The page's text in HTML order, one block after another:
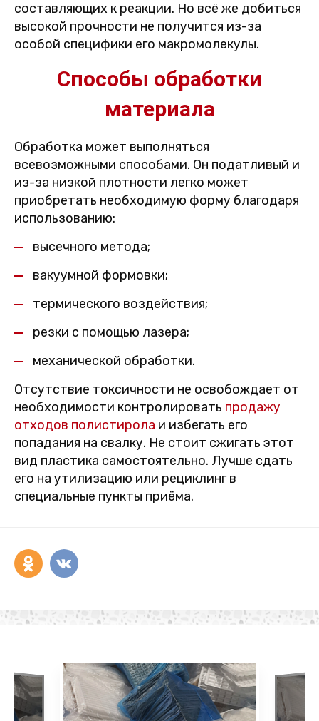
составляющих к реакции. Но всё же добиться
высокой прочности не получится из-за
особой специфики его макромолекулы.
Способы обработки
материала
Обработка может выполняться
всевозможными способами. Он податливый и
из-за низкой плотности легко может
приобретать необходимую форму благодаря
использованию:
высечного метода;
вакуумной формовки;
термического воздействия;
резки с помощью лазера;
механической обработки.
Отсутствие токсичности не освобождает от
необходимости контролировать продажу
отходов полистирола и избегать его
попадания на свалку. Не стоит сжигать этот
вид пластика самостоятельно. Лучше сдать
его на утилизацию или рециклинг в
специальные пункты приёма.